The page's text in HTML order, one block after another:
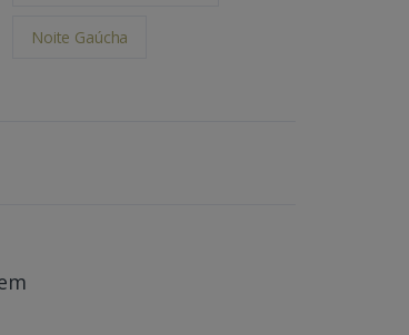
Noite Gaúcha